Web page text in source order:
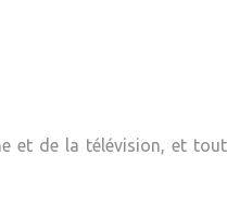
et de la télévision, et tout